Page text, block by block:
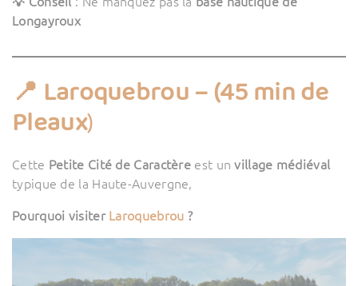
Longayroux
📍 Laroquebrou – (45 min de
Pleaux)
Cette Petite Cité de Caractère est unvillage médiéval
typique de la Haute-Auvergne,
Pourquoi visiter Laroquebrou ?